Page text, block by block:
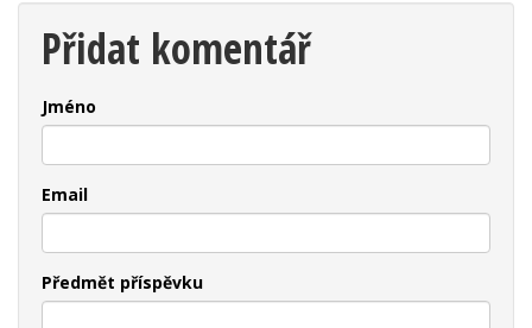
Přidat komentář
Jméno
Email
Předmět příspěvku